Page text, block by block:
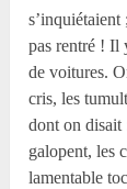
pas rentré ! Il
de voitures.
cris, les
dont on disait
galopent, les
lamentable